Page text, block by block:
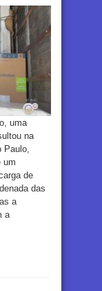
uma
na
Paulo,
um
de
das
a
a